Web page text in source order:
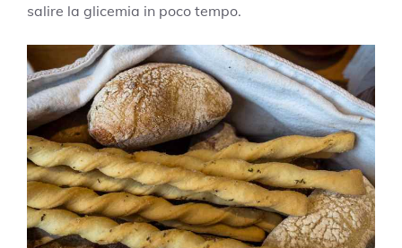
salire la glicemia in poco tempo.